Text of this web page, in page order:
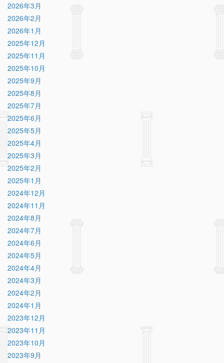
2026年3月
2026年2月
2026年1月
2025年12月
2025年11月
2025年10月
2025年9月
2025年8月
2025年7月
2025年6月
2025年5月
2025年4月
2025年3月
2025年2月
2025年1月
2024年12月
2024年11月
2024年8月
2024年7月
2024年6月
2024年5月
2024年4月
2024年3月
2024年2月
2024年1月
2023年12月
2023年11月
2023年10月
2023年9月